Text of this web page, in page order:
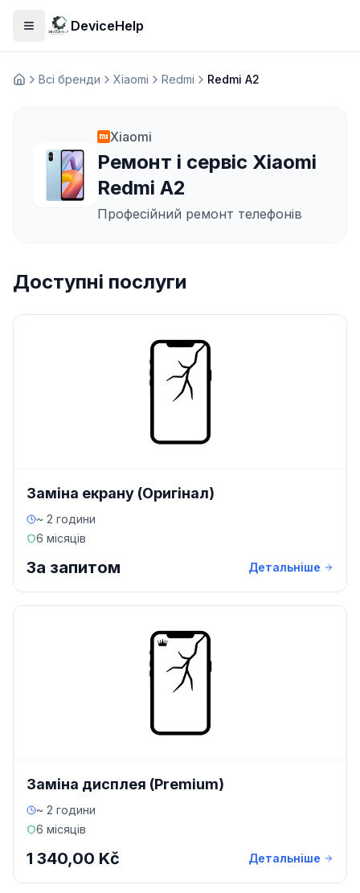
Відкрити меню
DeviceHelp
ДомашняВсі бренди Xiaomi Redmi Redmi A2
Xiaomi
Ремонт і сервіс Xiaomi
Redmi A2
Професійний ремонт телефонів
Доступні послуги
Заміна екрану (Оригінал)
~ 2 години
6 місяців
За запитом Детальніше
Заміна дисплея (Premium)
~ 2 години
6 місяців
1 340,00 Kč Детальніше